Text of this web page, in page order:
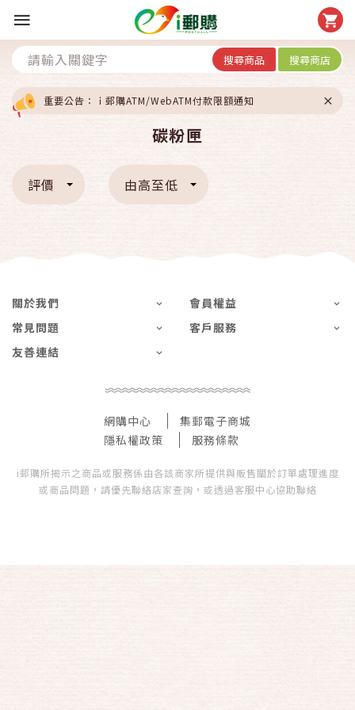
搜尋商品 搜尋商店
重要公告：ｉ郵購ATM/WebATM付款限額通知
碳粉匣
評價 由高至低
關於我們
會員權益
常見問題
客戶服務
友善連結
網購中心
集郵電子商城
隱私權政策
服務條款
i郵購所揭示之商品或服務係由各該商家所提供與販售關於訂單處理進度
或商品問題，請優先聯絡店家查詢，或透過客服中心協助聯絡